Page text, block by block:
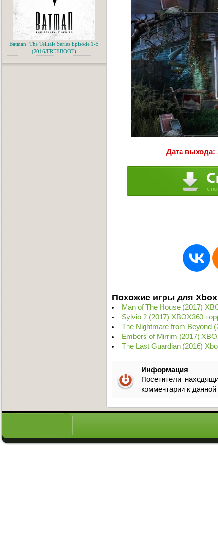
Дата выхода:
Похожие игры для Xbox
Man of The House (2017)
Sylvio 2 (2017) XBOX360
The Nightmare from Beyond
Embers of Mirrim (2017)
The Last Guardian (2016)
Информация
Посетители,
комментарии к
Batman: The Telltale Series Episode 1-5
(2016/FREEBOOT)